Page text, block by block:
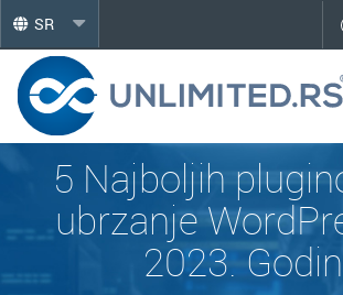
SR
5 Najboljih
ubrzanje
2023.